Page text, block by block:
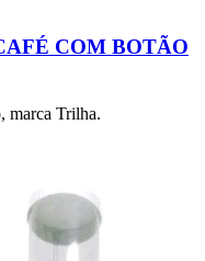
COM BOTÃO
marca Trilha.